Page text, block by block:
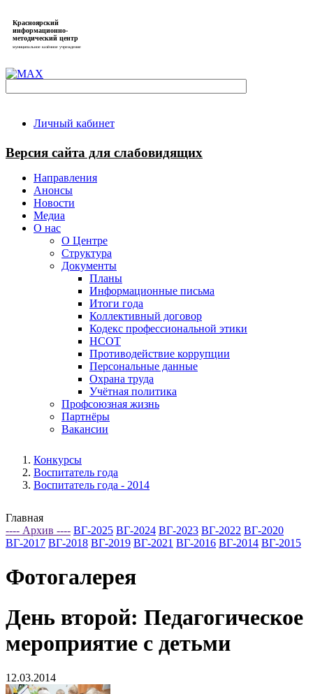
Красноярский
информационно-
методический центр
муниципальное казённое учреждение
Личный кабинет
Версия сайта для слабовидящих
Направления
Анонсы
Новости
Медиа
О нас
О Центре
Структура
Документы
Планы
Информационные письма
Итоги года
Коллективный договор
Кодекс профессиональной этики
НСОТ
Противодействие коррупции
Персональные данные
Охрана труда
Учётная политика
Профсоюзная жизнь
Партнёры
Вакансии
Конкурсы
Воспитатель года
Воспитатель года - 2014
Главная
---- Архив ---- ВГ-2025 ВГ-2024 ВГ-2023 ВГ-2022 ВГ-2020
ВГ-2017 ВГ-2018 ВГ-2019 ВГ-2021 ВГ-2016 ВГ-2014 ВГ-2015
Фотогалерея
День второй: Педагогическое
мероприятие с детьми
12.03.2014